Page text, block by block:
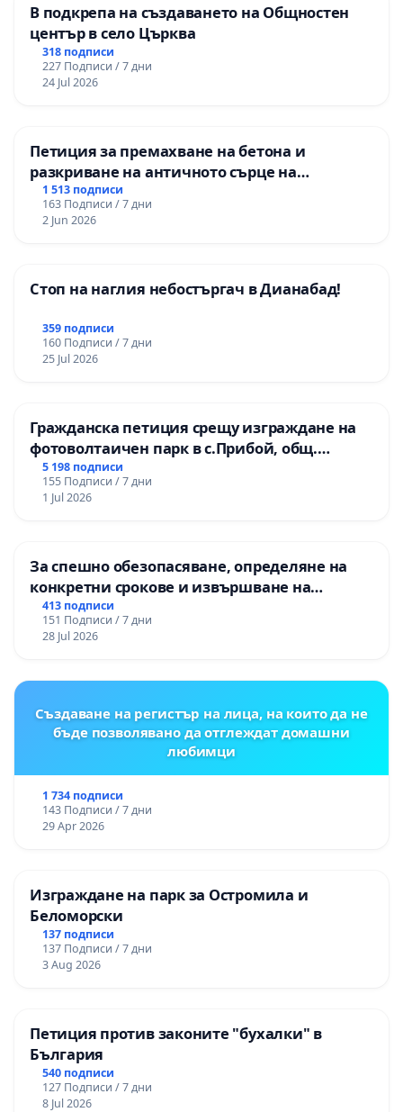
В подкрепа на създаването на Общностен
център в село Църква
318 подписи
227 Подписи / 7 дни
24 Jul 2026
Петиция за премахване на бетона и
разкриване на античното сърце на
Могиланската могила във Враца
1 513 подписи
163 Подписи / 7 дни
2 Jun 2026
Стоп на наглия небостъргач в Дианабад!
359 подписи
160 Подписи / 7 дни
25 Jul 2026
Гражданска петиция срещу изграждане на
фотоволтаичен парк в с.Прибой, общ.
Радомир
5 198 подписи
155 Подписи / 7 дни
1 Jul 2026
За спешно обезопасяване, определяне на
конкретни срокове и извършване на
цялостна рехабилитация на
републиканския път между пътен възел АМ
„Тракия“ - гр. Ихтиман - с. Мирово - к.к.
413 подписи
151 Подписи / 7 дни
28 Jul 2026
Създаване на регистър на лица, на които да не
бъде позволявано да отглеждат домашни
любимци
1 734 подписи
143 Подписи / 7 дни
29 Apr 2026
Изграждане на парк за Остромила и
Беломорски
137 подписи
137 Подписи / 7 дни
3 Aug 2026
Петиция против законите "бухалки" в
България
540 подписи
127 Подписи / 7 дни
8 Jul 2026